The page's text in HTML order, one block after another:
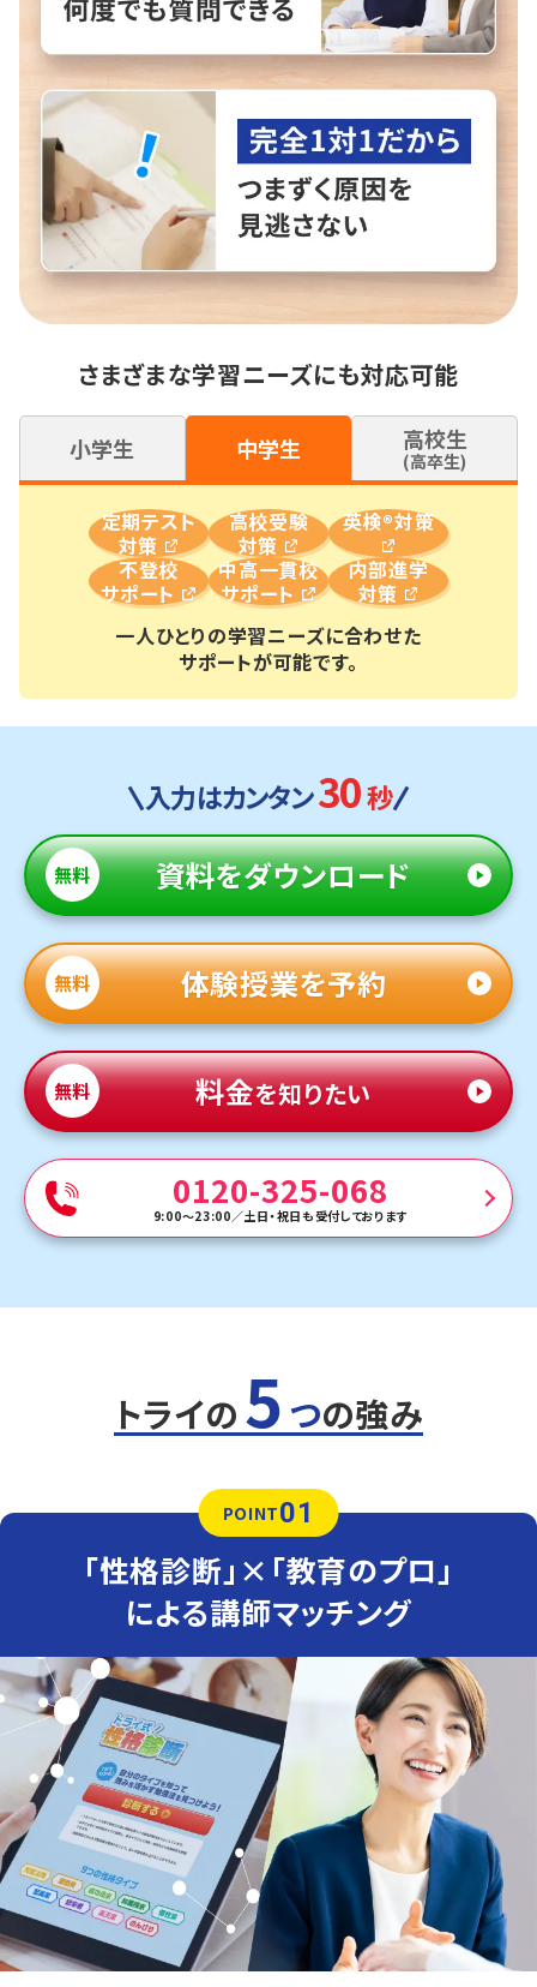
さまざまな学習ニーズにも対応可能
小学生 中学生 高校生
(高卒生)
定期テスト
対策
高校受験
対策
英検®対策
不登校
サポート
中高一貫校
サポート
内部進学
対策
一人ひとりの学習ニーズに合わせた
サポートが可能です。
入力はカンタン30秒
無料 資料をダウンロード
無料 体験授業を予約
無料 料金を知りたい
0120-325-068
9:00～23:00 ／土日・祝日も受付しております
トライの 5 つの強み
POINT01
「性格診断」×「教育のプロ」
による講師マッチング